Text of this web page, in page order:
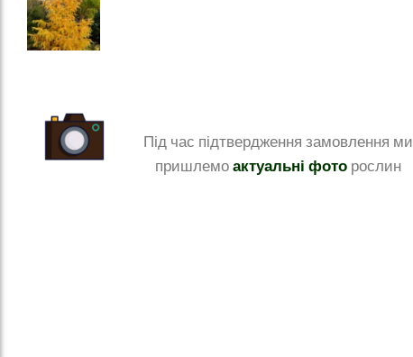
Під час підтвердження замовлення ми
пришлемоактуальні фоторослин